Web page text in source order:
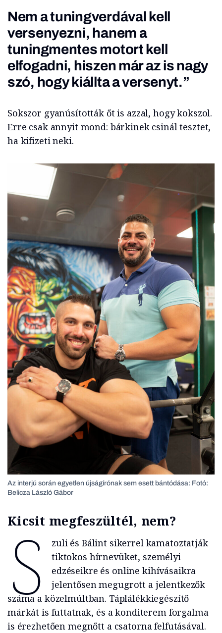
Nem a tuningverdával kell
versenyezni, hanem a
tuningmentes motort kell
elfogadni, hiszen már az is nagy
szó, hogy kiállta a versenyt.”
Sokszor gyanúsították őt is azzal, hogy kokszol.
Erre csak annyit mond: bárkinek csinál tesztet,
ha kifizeti neki.
Az interjú során egyetlen újságírónak sem esett bántódása: Fotó:
Belicza László Gábor
Kicsit megfeszültél, nem?
S
zuli és Bálint sikerrel kamatoztatják
tiktokos hírnevüket, személyi
edzéseikre és online kihívásaikra
jelentősen megugrott a jelentkezők
száma a közelmúltban. Táplálékkiegészítő
márkát is futtatnak, és a konditerem forgalma
is érezhetően megnőtt a csatorna felfutásával.